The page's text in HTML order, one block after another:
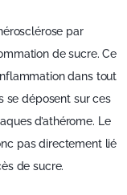
par
de sucre. Ce
dans tout
se déposent sur ces
d’athérome. Le
pas directement lié
de sucre.